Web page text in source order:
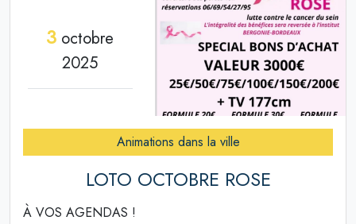
3 octobre
2025
Animations dans la ville
LOTO OCTOBRE ROSE
À VOS AGENDAS !